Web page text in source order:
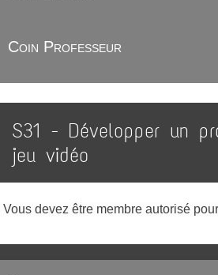
Coin Professeur
S31 - Développer un
jeu vidéo
Vous devez être membre autorisé